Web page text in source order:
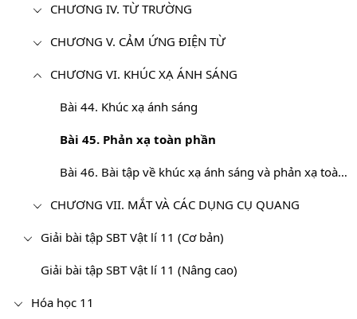
CHƯƠNG IV. TỪ TRƯỜNG
CHƯƠNG V. CẢM ỨNG ĐIỆN TỪ
CHƯƠNG VI. KHÚC XẠ ÁNH SÁNG
Bài 44. Khúc xạ ánh sáng
Bài 45. Phản xạ toàn phần
Bài 46. Bài tập về khúc xạ ánh sáng và phản xạ toàn phần
CHƯƠNG VII. MẮT VÀ CÁC DỤNG CỤ QUANG
Giải bài tập SBT Vật lí 11 (Cơ bản)
Giải bài tập SBT Vật lí 11 (Nâng cao)
Hóa học 11